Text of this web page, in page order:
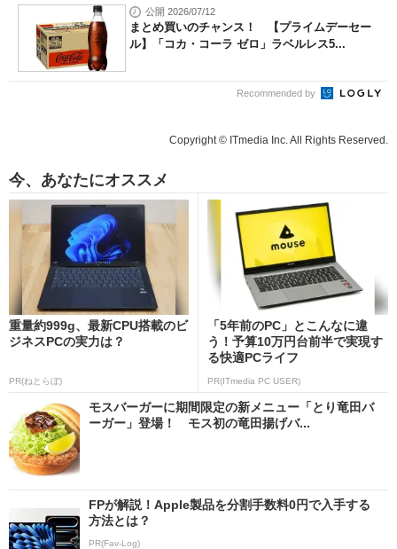
公開 2026/07/12
まとめ買いのチャンス！ 【プライムデーセー
ル】「コカ・コーラ ゼロ」ラベルレス5...
Recommended by
Copyright © ITmedia Inc. All Rights Reserved.
今、あなたにオススメ
重量約999g、最新CPU搭載のビ
ジネスPCの実力は？
PR(ねとらぼ)
「5年前のPC」とこんなに違
う！予算10万円台前半で実現す
る快適PCライフ
PR(ITmedia PC USER)
モスバーガーに期間限定の新メニュー「とり竜田バ
ーガー」登場！ モス初の竜田揚げバ...
FPが解説！Apple製品を分割手数料0円で入手する
方法とは？
PR(Fav-Log)